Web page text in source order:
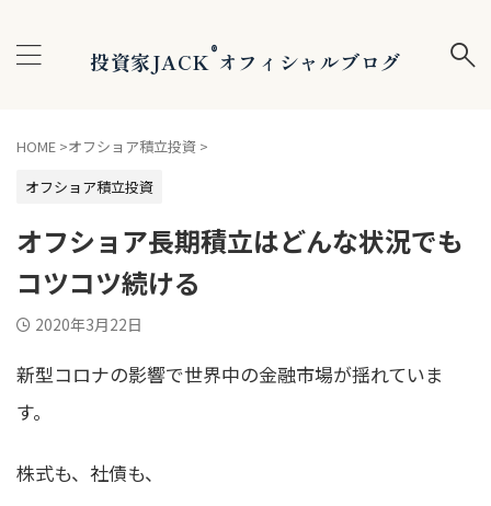
投資家JACK®オフィシャルブログ
HOME >オフショア積立投資 >
オフショア積立投資
オフショア長期積立はどんな状況でも
コツコツ続ける
2020年3月22日
新型コロナの影響で世界中の金融市場が揺れていま
す。
株式も、社債も、